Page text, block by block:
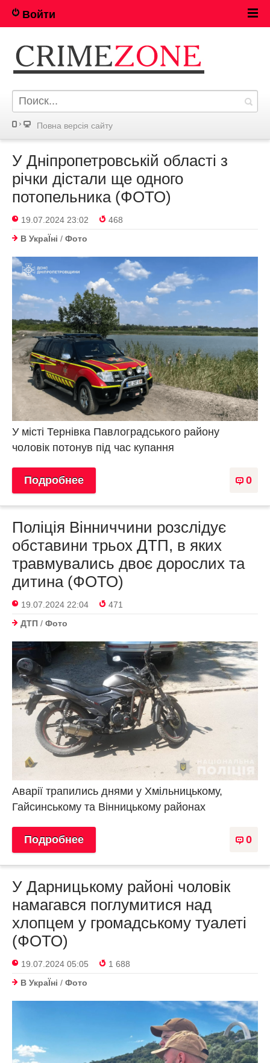
Войти
Повна версія сайту
У Дніпропетровській області з
річки дістали ще одного
потопельника (ФОТО)
19.07.2024 23:02
468
В УкраЇнi / Фото
У місті Тернівка Павлоградського району
чоловік потонув під час купання
0
Подробнее
Поліція Вінниччини розслідує
обставини трьох ДТП, в яких
травмувались двоє дорослих та
дитина (ФОТО)
19.07.2024 22:04
471
ДТП / Фото
Аварії трапились днями у Хмільницькому,
Гайсинському та Вінницькому районах
0
Подробнее
У Дарницькому районі чоловік
намагався поглумитися над
хлопцем у громадському туалеті
(ФОТО)
19.07.2024 05:05
1 688
В УкраЇнi / Фото